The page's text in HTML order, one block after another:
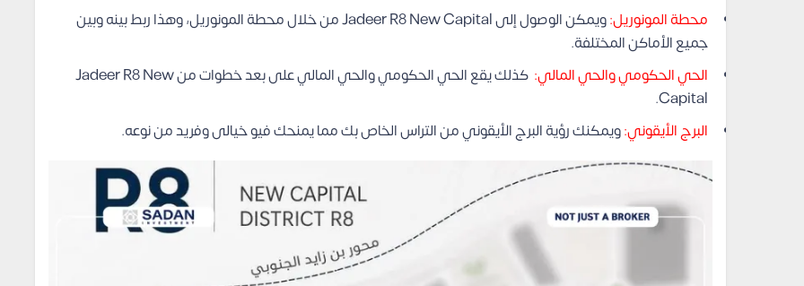
محطة المونوريل:
ويمكن الوصول إلى Jadeer R8 New Capital من خلال محطة المونوريل، وهذا ربط بينه وبين
جميع الأماكن المختلفة.
الحي الحكومي والحي المالي:
كذلك يقع الحي الحكومي والحي المالي على بعد خطوات من Jadeer R8 New
Capital.
البرج الأيقوني:ويمكنك رؤية البرج الأيقوني من التراس الخاص بك مما يمنحك فيو خيالى وفريد من نوعه.